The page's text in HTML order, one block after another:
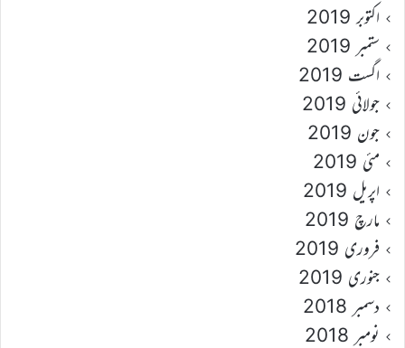
اکتوبر 2019
ستمبر 2019
اگست 2019
جولائی 2019
جون 2019
مئی 2019
اپریل 2019
مارچ 2019
فروری 2019
جنوری 2019
دسمبر 2018
نومبر 2018